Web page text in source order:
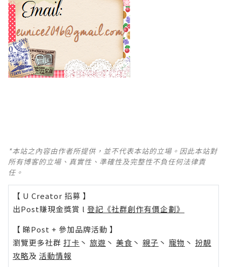
*本站之內容由作者所提供，並不代表本站的立場。因此本站對
所有博客的立場、真實性、準確性及完整性不負任何法律責
任。
【 U Creator 招募 】
出Post賺現金獎賞 l 登記《社群創作有價企劃》
【 睇Post + 參加品牌活動 】
瀏覽更多社群 打卡 丶 旅遊 丶 美食 丶 親子 丶 寵物 丶 扮靚
攻略及 活動情報